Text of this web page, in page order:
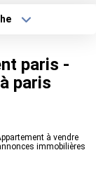
de critères
paris -
paris
à vendre
immobilières